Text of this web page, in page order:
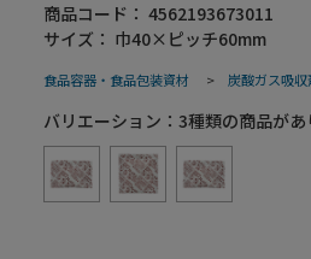
ンゴ・ブロッコリー・枝豆・ぶどう
商品コード： 4562193673011
サイズ： 巾40×ピッチ60mm
食品容器・食品包装資材 > 炭酸ガス吸収
バリエーション： 3種類の商品があ